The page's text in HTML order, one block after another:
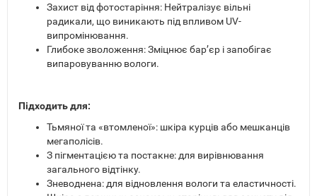
Захист від фотостаріння: Нейтралізує вільні
радикали, що виникають під впливом UV-
випромінювання.
Глибоке зволоження: Зміцнює бар’єр і запобігає
випаровуванню вологи.
Підходить для:
Тьмяної та «втомленої»: шкіра курців або мешканців
мегаполісів.
З пігментацією та постакне: для вирівнювання
загального відтінку.
Зневоднена: для відновлення вологи та еластичності.